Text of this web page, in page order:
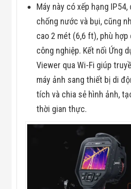
Máy này có xếp hạng
chống nước và bụi, cũng
cao 2 mét (6,6 ft), phù
công nghiệp. Kết nối Ứng
Viewer qua Wi-Fi giúp
máy ảnh sang thiết bị di
tích và chia sẻ hình ảnh,
thời gian thực.